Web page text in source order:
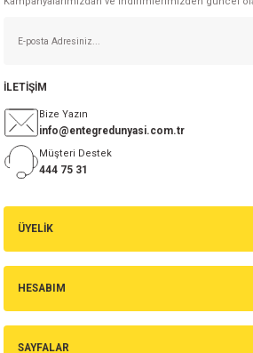
ÜYELİK
HESABIM
SAYFALAR
İLETİŞİM
Bize Yazın
info@entegredunyasi.com.tr
Müşteri Destek
444 75 31